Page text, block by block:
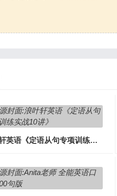
浪叶轩英语《定语从句专项训练实战课10讲》